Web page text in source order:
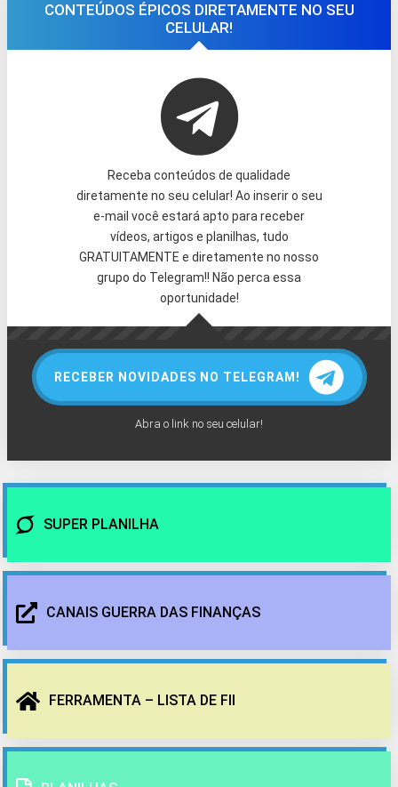
CONTEÚDOS ÉPICOS DIRETAMENTE NO SEU
CELULAR!
Receba conteúdos de qualidade
diretamente no seu celular! Ao inserir o seu
e-mail você estará apto para receber
vídeos, artigos e planilhas, tudo
GRATUITAMENTE e diretamente no nosso
grupo do Telegram!! Não perca essa
oportunidade!
RECEBER NOVIDADES NO TELEGRAM!
Abra o link no seu celular!
SUPER PLANILHA
CANAIS GUERRA DAS FINANÇAS
FERRAMENTA – LISTA DE FII